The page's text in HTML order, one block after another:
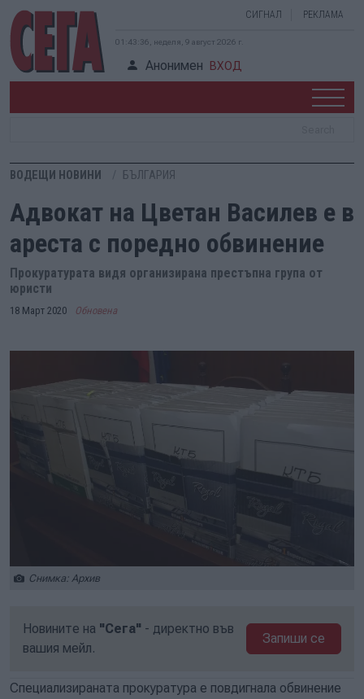
СИГНАЛ РЕКЛАМА
01:43:37, неделя, 9 август 2026 г.
Анонимен ВХОД
ВОДЕЩИ НОВИНИ БЪЛГАРИЯ
Адвокат на Цветан Василев е в
ареста с поредно обвинение
Прокуратурата видя организирана престъпна група от
юристи
18 Март 2020 Обновена
Снимка: Архив
Новините на "Сега" - директно във
вашия мейл.
Запиши се
Специализираната прокуратура е повдигнала обвинение